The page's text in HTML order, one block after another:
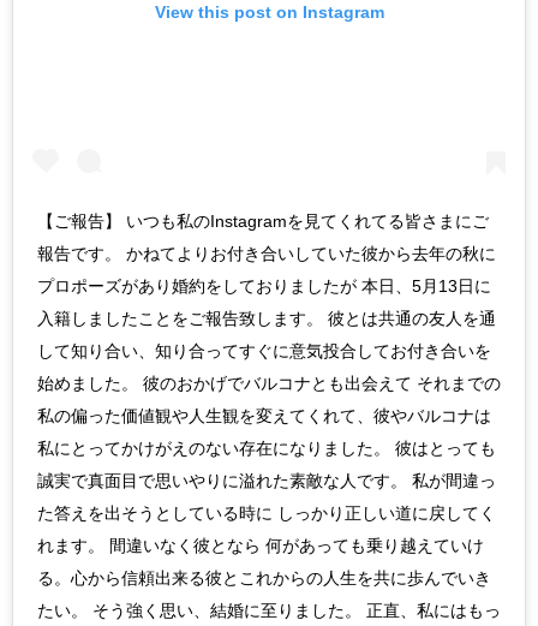
View this post on Instagram
【ご報告】 いつも私のInstagramを見てくれてる皆さまにご
報告です。 かねてよりお付き合いしていた彼から去年の秋に
プロポーズがあり婚約をしておりましたが 本日、5月13日に
入籍しましたことをご報告致します。 彼とは共通の友人を通
して知り合い、知り合ってすぐに意気投合してお付き合いを
始めました。 彼のおかげでバルコナとも出会えて それまでの
私の偏った価値観や人生観を変えてくれて、彼やバルコナは
私にとってかけがえのない存在になりました。 彼はとっても
誠実で真面目で思いやりに溢れた素敵な人です。 私が間違っ
た答えを出そうとしている時に しっかり正しい道に戻してく
れます。 間違いなく彼となら 何があっても乗り越えていけ
る。心から信頼出来る彼とこれからの人生を共に歩んでいき
たい。 そう強く思い、結婚に至りました。 正直、私にはもっ